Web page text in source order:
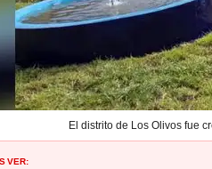
El distrito de Los Olivos fue
VER: